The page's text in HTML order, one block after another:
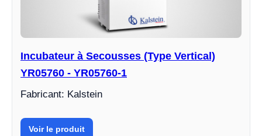
Incubateur à Secousses (Type Vertical)
YR05760 - YR05760-1
Fabricant: Kalstein
Voir le produit